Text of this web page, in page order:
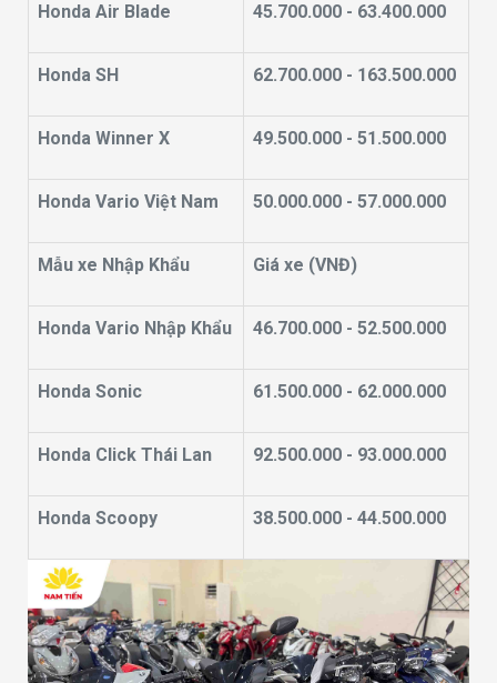
Honda Air Blade 45.700.000 - 63.400.000
Honda SH 62.700.000 - 163.500.000
Honda Winner X 49.500.000 - 51.500.000
Honda Vario Việt Nam 50.000.000 - 57.000.000
Mẫu xe Nhập Khẩu Giá xe (VNĐ)
Honda Vario Nhập Khẩu 46.700.000 - 52.500.000
Honda Sonic 61.500.000 - 62.000.000
Honda Click Thái Lan 92.500.000 - 93.000.000
Honda Scoopy 38.500.000 - 44.500.000